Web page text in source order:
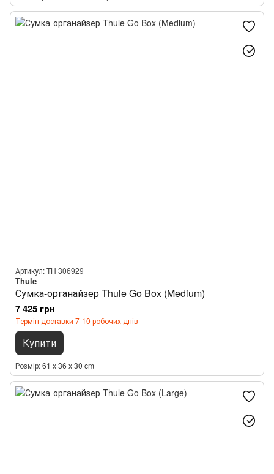
Артикул: TH 306929
Thule
Сумка-органайзер Thule Go Box (Medium)
7 425 грн
Термін доставки 7-10 робочих днів
Купити
Розмір 61 x 36 x 30 cm